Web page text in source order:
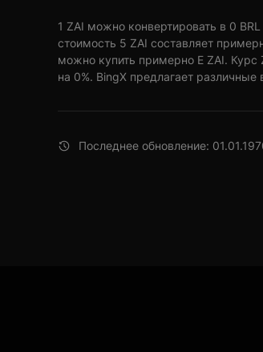
1 ZAI можно конвертировать в 0
стоимость 5 ZAI составляет
можно купить примерно E ZAI. Курс
на 0%. BingX предлагает
Последнее обновление: